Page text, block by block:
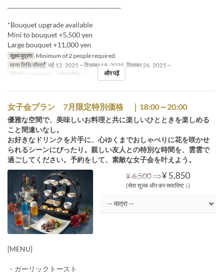
*Bouquet upgrade available
Mini to bouquet +5,500 yen
Large bouquet +11,000 yen
सूक्ष्म मुद्रण Minimum of 2 people required.
मान्य तिथि सीमाएँ मई 12, 2025 ~ दिसम्बर 18, 2025, दिसम्बर 26, 2025 ~
भोजन
रात का खाना आदेश सीमा 2 ~ और पढ़ें
女子会プラン 7月限定特別価格 ｜18:00～20:00
優雅な空間で、美味しいお料理と共に楽しいひとときを楽しめる
こと間違いなし。
お好きなドリンクを片手に、心ゆくまでおしゃべりに花を咲かせ
られるシーンにぴったり。親しい友人との特別な時間を、雲雲で
過ごしてください。予約をして、素敵な女子会を叶えよう。
¥ 6,500 ⇒¥ 5,850
(सेवा शुल्क और कर समाविष्ट।)
[MENU]
・ガーリックトースト